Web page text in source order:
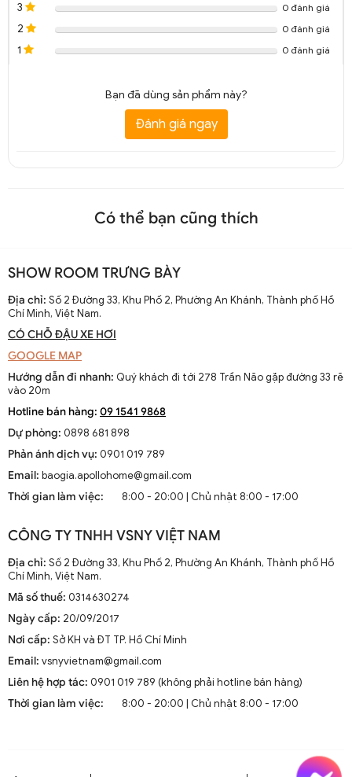
3 0 đánh giá
2 0 đánh giá
1 0 đánh giá
Bạn đã dùng sản phẩm này?
Đánh giá ngay
Có thể bạn cũng thích
SHOW ROOM TRƯNG BÀY
Địa chỉ: Số 2 Đường 33, Khu Phố 2, Phường An Khánh, Thành phố Hồ
Chí Minh, Việt Nam.
CÓ CHỖ ĐẬU XE HƠI
GOOGLE MAP
Hướng dẫn đi nhanh: Quý khách đi tới 278 Trần Não gặp đường 33 rẽ
vào 20m
Hotline bán hàng: 09 1541 9868
Dự phòng: 0898 681 898
Phản ánh dịch vụ: 0901 019 789
Email: baogia.apollohome@gmail.com
Thời gian làm việc:
8:00 - 20:00 | Chủ nhật 8:00 - 17:00
CÔNG TY TNHH VSNY VIỆT NAM
Địa chỉ: Số 2 Đường 33, Khu Phố 2, Phường An Khánh, Thành phố Hồ
Chí Minh, Việt Nam.
Mã số thuế: 0314630274
Ngày cấp: 20/09/2017
Nơi cấp: Sở KH và ĐT TP. Hồ Chí Minh
Email: vsnyvietnam@gmail.com
Liên hệ hợp tác: 0901 019 789 (không phải hotline bán hàng)
Thời gian làm việc:
8:00 - 20:00 | Chủ nhật 8:00 - 17:00